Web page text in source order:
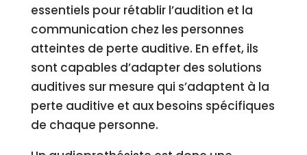
essentiels pour rétablir l’audition et la
communication chez les personnes
atteintes de perte auditive. En effet, ils
sont capables d’adapter des solutions
auditives sur mesure qui s’adaptent à la
perte auditive et aux besoins spécifiques
de chaque personne.